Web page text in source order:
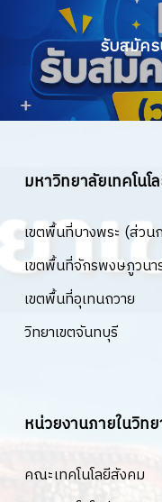
รับสมัค
มหาวิทยาลัยเทคโน
เขตพื้นที่บางพระ (ส่วน
เขตพื้นที่จักรพงษภูวนา
เขตพื้นที่อุเทนถวาย
วิทยาเขตจันทบุรี
หน่วยงานภายในวิท
คณะเทคโนโลยีสังคม